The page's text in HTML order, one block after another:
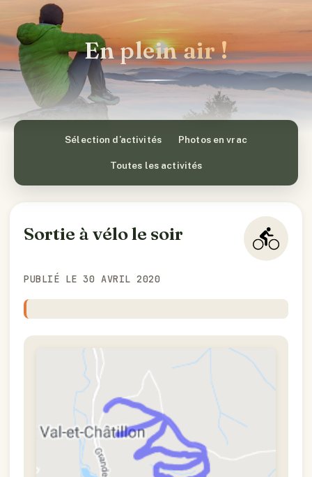
En plein air !
Sélection d’activités Photos en vrac
Toutes les activités
Sortie à vélo le soir
PUBLIÉ LE 30 AVRIL 2020